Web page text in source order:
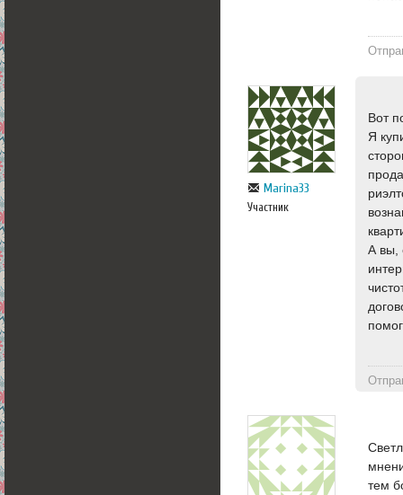
Marina33
Участник
Вот
Я
А вы,
тем